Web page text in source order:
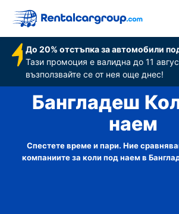
До 20% отстъпка за автомобили
Тази промоция е валидна до 11
възползвайте се от нея още днес!
Бангладеш
наем
Спестете време и пари. Ние
компаниите за коли под наем в